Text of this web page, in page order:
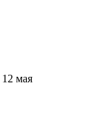
12 мая